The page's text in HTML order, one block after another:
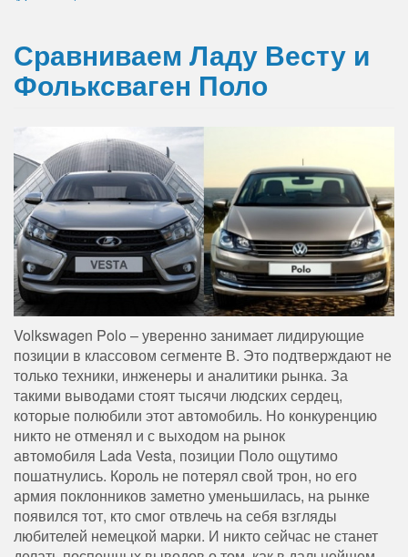
Сравниваем Ладу Весту и
Фольксваген Поло
Volkswagen Polo – уверенно занимает лидирующие
позиции в классовом сегменте В. Это подтверждают не
только техники, инженеры и аналитики рынка. За
такими выводами стоят тысячи людских сердец,
которые полюбили этот автомобиль. Но конкуренцию
никто не отменял и с выходом на рынок
автомобиля Lada Vesta, позиции Поло ощутимо
пошатнулись. Король не потерял свой трон, но его
армия поклонников заметно уменьшилась, на рынке
появился тот, кто смог отвлечь на себя взгляды
любителей немецкой марки. И никто сейчас не станет